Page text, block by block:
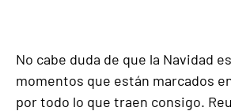
No cabe duda de que la Navidad
momentos que están marcados
por todo lo que traen consigo.